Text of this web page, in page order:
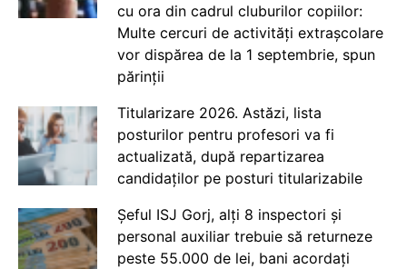
cu ora din cadrul cluburilor copiilor:
Multe cercuri de activități extrașcolare
vor dispărea de la 1 septembrie, spun
părinții
Titularizare 2026. Astăzi, lista
posturilor pentru profesori va fi
actualizată, după repartizarea
candidaților pe posturi titularizabile
Șeful ISJ Gorj, alți 8 inspectori și
personal auxiliar trebuie să returneze
peste 55.000 de lei, bani acordați